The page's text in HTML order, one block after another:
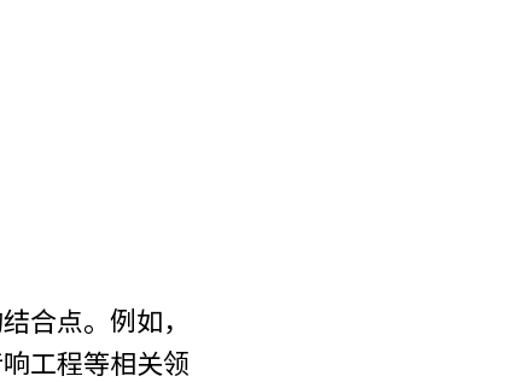
合点。例如，
工程等相关领